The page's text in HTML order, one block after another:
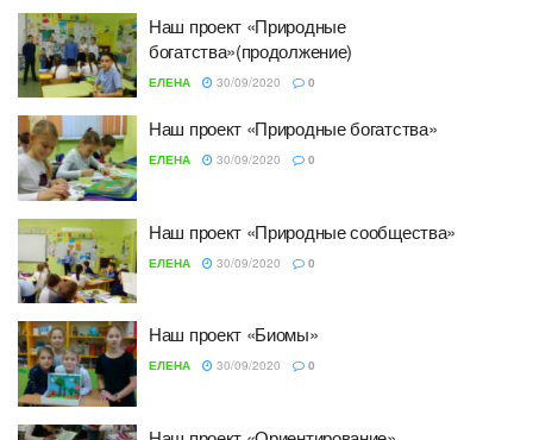
Наш проект «Природные
богатства»(продолжение)
ЕЛЕНА 30/09/2020 0
Наш проект «Природные богатства»
ЕЛЕНА 30/09/2020 0
Наш проект «Природные сообщества»
ЕЛЕНА 30/09/2020 0
Наш проект «Биомы»
ЕЛЕНА 30/09/2020 0